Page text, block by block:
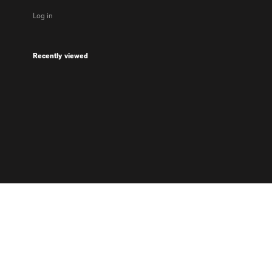
Log in
Recently viewed